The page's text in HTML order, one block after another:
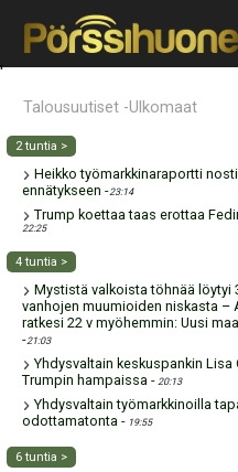
'
Talousuutiset -Ulkomaat
2 tuntia >
Heikko työmarkkinaraportti
ennätykseen -23:14
Trump koettaa taas erottaa
22:25
4 tuntia >
Mystistä valkoista töhnää löytyi
vanhojen muumioiden niskasta –
ratkesi 22 v myöhemmin: Uusi
-21:03
Yhdysvaltain keskuspankin Lisa
Trumpin hampaissa - 20:13
Yhdysvaltain työmarkkinoilla
odottamatonta - 19:55
6 tuntia >